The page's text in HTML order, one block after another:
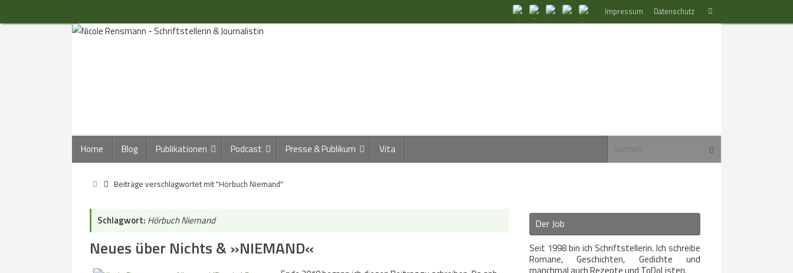
Inhalt
Impressum Datenschutz
nach:
Suchen
Inhalt
springen
Home Blog Publikationen Podcast Presse & Publikum Vita Suchen
StartBeiträge verschlagwortet mit "Hörbuch Niemand"
Schlagwort: Hörbuch Niemand
Neues über Nichts & »NIEMAND«
Der Job
Seit 1998 bin ich Schriftstellerin. Ich schreibe
Romane, Geschichten, Gedichte und